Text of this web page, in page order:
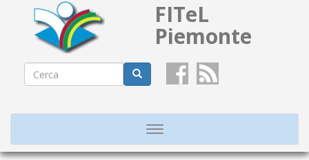
FITeL
Piemonte
Form
ricerca
Toggle